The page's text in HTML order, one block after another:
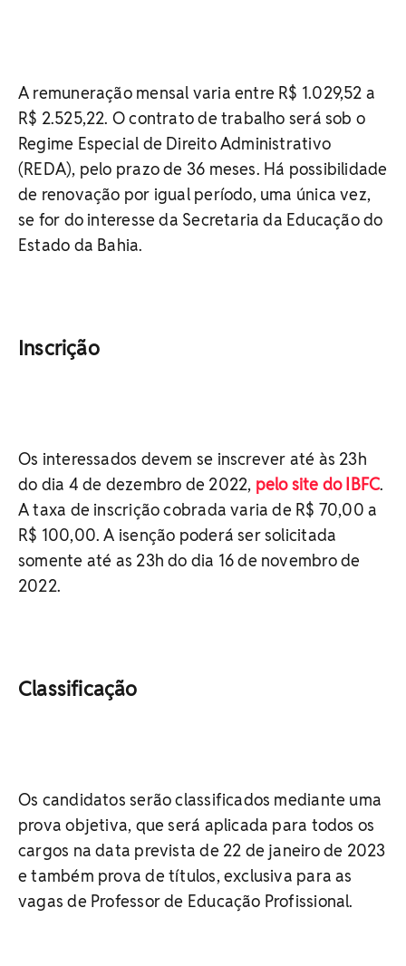
A remuneração mensal varia entre R$ 1.029,52 a
R$ 2.525,22. O contrato de trabalho será sob o
Regime Especial de Direito Administrativo
(REDA), pelo prazo de 36 meses. Há possibilidade
de renovação por igual período, uma única vez,
se for do interesse da Secretaria da Educação do
Estado da Bahia.
Inscrição
Os interessados devem se inscrever até às 23h
do dia 4 de dezembro de 2022, pelo site do IBFC.
A taxa de inscrição cobrada varia de R$ 70,00 a
R$ 100,00. A isenção poderá ser solicitada
somente até as 23h do dia 16 de novembro de
2022.
Classificação
Os candidatos serão classificados mediante uma
prova objetiva, que será aplicada para todos os
cargos na data prevista de 22 de janeiro de 2023
e também prova de títulos, exclusiva para as
vagas de Professor de Educação Profissional.